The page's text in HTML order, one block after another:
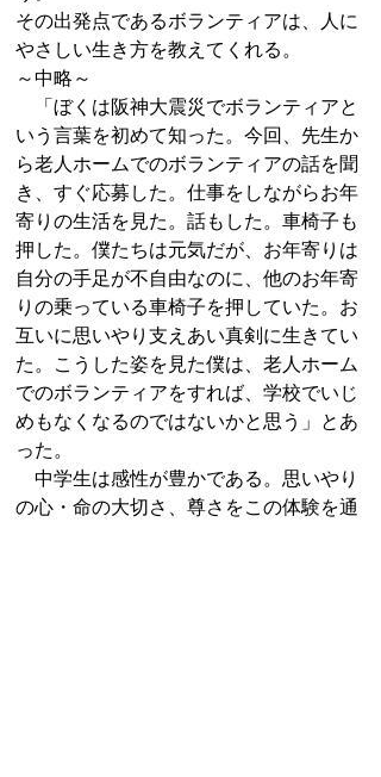
その出発点であるボランティアは、人に
やさしい生き方を教えてくれる。
～中略～
「ぼくは阪神大震災でボランティアと
いう言葉を初めて知った。今回、先生か
ら老人ホームでのボランティアの話を聞
き、すぐ応募した。仕事をしながらお年
寄りの生活を見た。話もした。車椅子も
押した。僕たちは元気だが、お年寄りは
自分の手足が不自由なのに、他のお年寄
りの乗っている車椅子を押していた。お
互いに思いやり支えあい真剣に生きてい
た。こうした姿を見た僕は、老人ホーム
でのボランティアをすれば、学校でいじ
めもなくなるのではないかと思う」とあ
った。
中学生は感性が豊かである。思いやり
の心・命の大切さ、尊さをこの体験を通